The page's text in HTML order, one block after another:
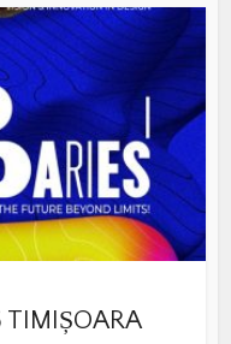
TIMIȘOARA